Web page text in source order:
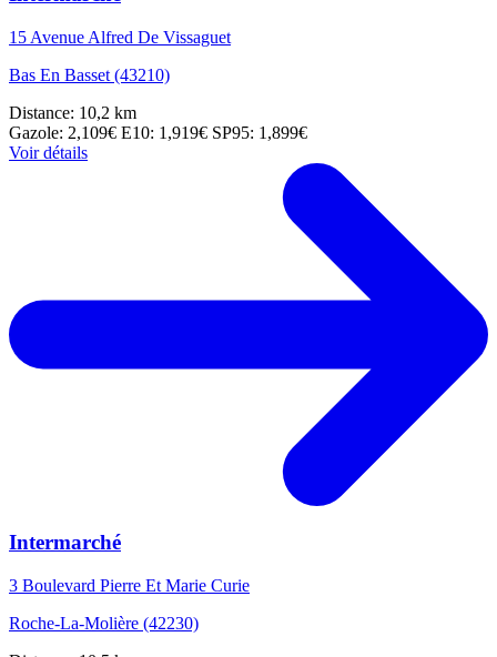
15 Avenue Alfred De Vissaguet
Bas En Basset (43210)
Distance: 10,2 km
Gazole: 2,109€ E10: 1,919€ SP95: 1,899€
Voir détails
Intermarché
3 Boulevard Pierre Et Marie Curie
Roche-La-Molière (42230)